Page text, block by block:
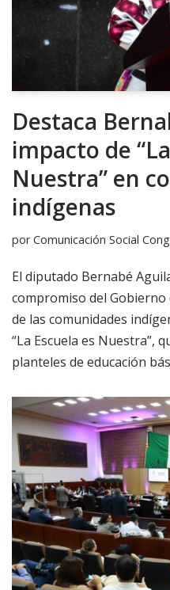
Destaca
impacto de
Nuestra” en
indígenas
porComunicación Social
El diputado Bernabé
compromiso del Gobierno
de las comunidades
“La Escuela es Nuestra”,
planteles de educación